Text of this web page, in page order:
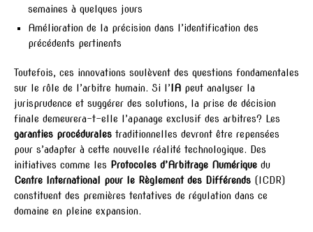
semaines à quelques jours
Amélioration de la précision dans l’identification des
précédents pertinents
Toutefois, ces innovations soulèvent des questions fondamentales
sur le rôle de l’arbitre humain. Si l’ IA peut analyser la
jurisprudence et suggérer des solutions, la prise de décision
finale demeurera-t-elle l’apanage exclusif des arbitres? Les
garanties procédurales traditionnelles devront être repensées
pour s’adapter à cette nouvelle réalité technologique. Des
initiatives comme les Protocoles d’Arbitrage Numérique du
Centre International pour le Règlement des Différends (ICDR)
constituent des premières tentatives de régulation dans ce
domaine en pleine expansion.